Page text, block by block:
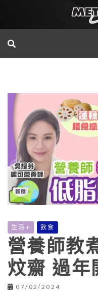
生活+ 飲食
營養師教
炆齋 過年
07/02/2024